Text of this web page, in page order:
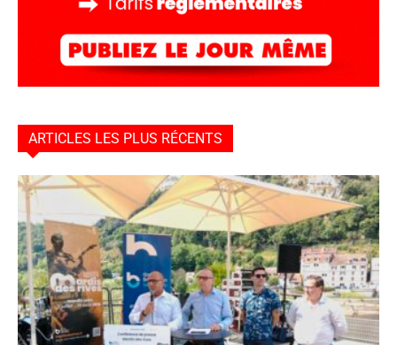
ARTICLES LES PLUS RÉCENTS